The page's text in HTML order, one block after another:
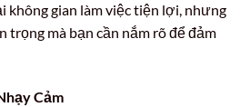
không gian làm việc tiện lợi, nhưng
trọng mà bạn cần nắm rõ để đảm
Cảm